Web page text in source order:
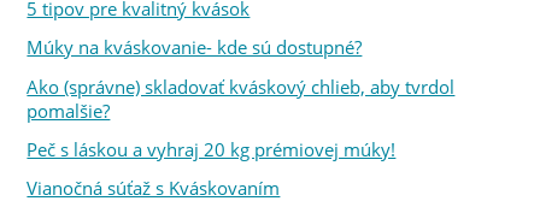
5 tipov pre kvalitný kvások
Múky na kváskovanie- kde sú dostupné?
Ako (správne) skladovať kváskový chlieb, aby tvrdol
pomalšie?
Peč s láskou a vyhraj 20 kg prémiovej múky!
Vianočná súťaž s Kváskovaním